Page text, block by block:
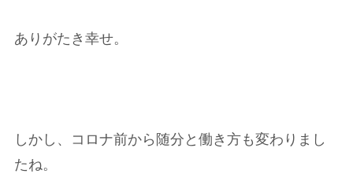
ありがたき幸せ。
しかし、コロナ前から随分と働き方も変わりまし
たね。